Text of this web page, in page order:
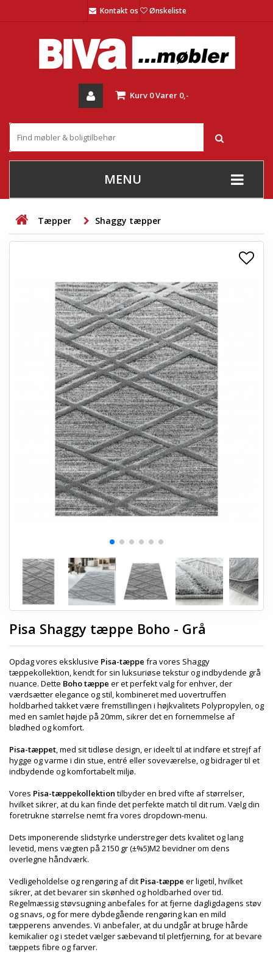
Kontakt os Ønskeliste
Kurv 0Varer 0,-
MENU
+
STUE
+
SOVEVÆRELSE
BØRNEMØBLER
KONTORMØBLER
OPBEVARING
HAVEMØBLER
ENTREMØBLER
SPAR PENGE PÅ UDVALGTE VARER
Tæpper Shaggy tæpper
Pisa Shaggy tæppe Boho - Grå
Opdag vores eksklusive Pisa-tæppe fra vores Shaggy
tæppekollektion, kendt for sin luksuriøse tekstur og indbydende grå
nuance. Dette Boho tæppe er et perfekt valg for enhver, der
værdsætter elegance og stil, kombineret med uovertruffen
holdbarhed takket være fremstillingen i højkvalitets Polypropylen, og
med en samlet højde på 20mm, sikrer det en fornemmelse af
blødhed og komfort.
Pisa-tæppet, med sit tidløse design, er ideelt til at indføre et strejf af
hygge og varme i din stue, entré eller soveværelse, og bidrager til et
indbydende og komfortabelt miljø.
Vores Pisa-tæppekollektion tilbyder en bred vifte af størrelser,
hvilket sikrer, at du kan finde det perfekte match til dit rum. Vælg din
foretrukne størrelse nemt fra vores dropdown-menu.
Dets imponerende slidstyrke understreger dets kvalitet og lang
levetid, mens vægten på 2150 gr (±%5)M2 bevidner om dens
overlegne håndværk.
Vedligeholdelse og rengøring af dit Pisa-tæppe er ligetil, hvilket
sikrer, at det bevarer sin skønhed og holdbarhed over tid.
Regelmæssig støvsugning anbefales for at fjerne dagligdagens støv
og snavs, og for mere dybdegående rengøring kan en mild
tæpperens anvendes. Vi anbefaler, at du undgår at bruge hårde
kemikalier og i stedet vælger sæbevand til pletfjerning, for at bevare
tæppets fibre og farver.